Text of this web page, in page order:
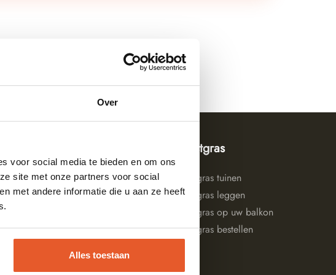
Over
voor social media te bieden en om ons
site met onze partners voor social
met andere informatie die u aan ze heeft
Alles toestaan
Tuinontwerp
Tuinaanleg
Duurzame tuin
Kunstgras
Kunstgras tuinen
Kunstgras leggen
Kunstgras op uw balkon
Kunstgras bestellen